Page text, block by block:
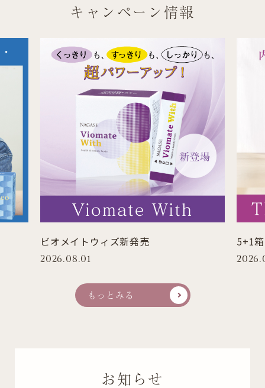
キャンペーン情報
ビオメイトウィズ新発売
2026.08.01
5+1
もっとみる
お知らせ